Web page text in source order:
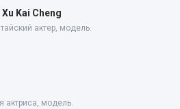
Kai Cheng
актер, модель.
актриса, модель.